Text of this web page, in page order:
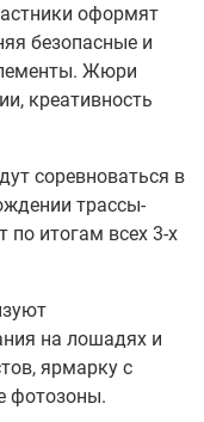
оформят
безопасные и
Жюри
креативность
соревноваться в
трассы-
по итогам всех 3-х
на лошадях и
ярмарку с
фотозоны.